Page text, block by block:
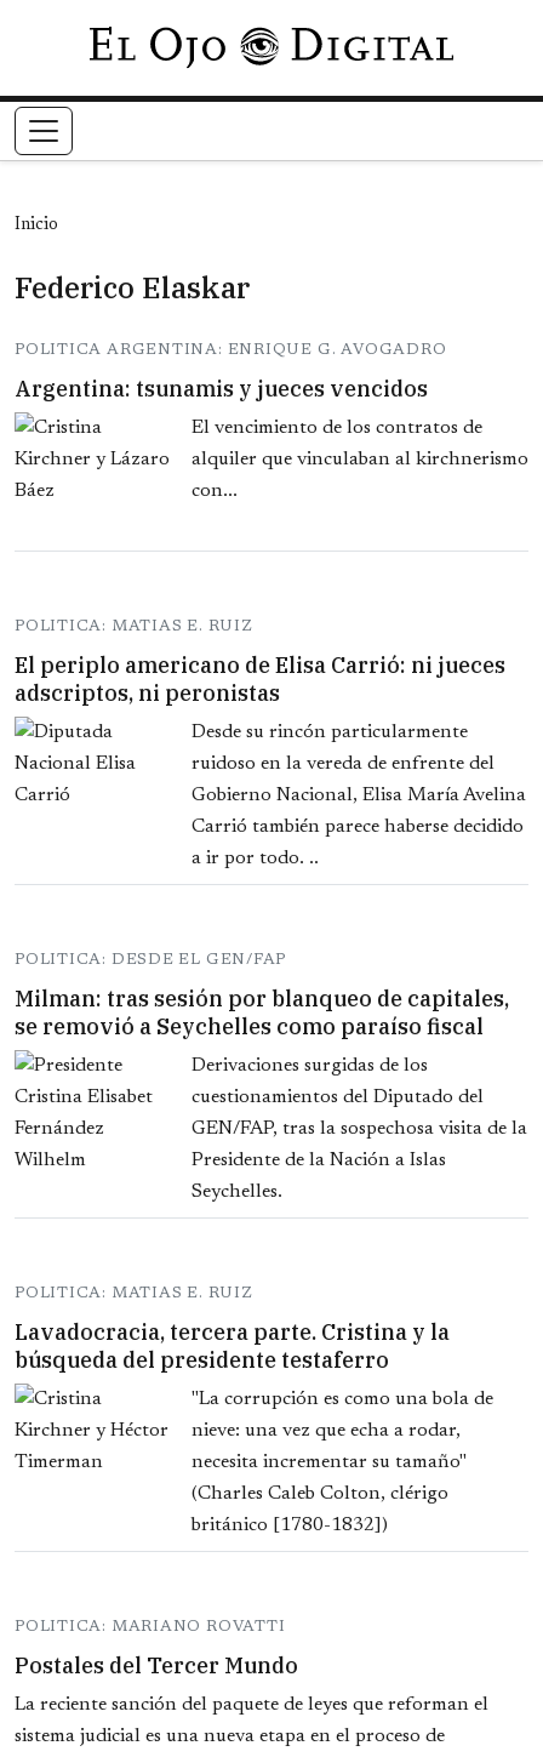
Pasar al contenido principal
Inicio
Federico Elaskar
POLITICA ARGENTINA: ENRIQUE G. AVOGADRO
Argentina: tsunamis y jueces vencidos
El vencimiento de los contratos de
alquiler que vinculaban al kirchnerismo
con...
POLITICA: MATIAS E. RUIZ
El periplo americano de Elisa Carrió: ni jueces
adscriptos, ni peronistas
Desde su rincón particularmente
ruidoso en la vereda de enfrente del
Gobierno Nacional, Elisa María Avelina
Carrió también parece haberse decidido
a ir por todo. ..
POLITICA: DESDE EL GEN/FAP
Milman: tras sesión por blanqueo de capitales,
se removió a Seychelles como paraíso fiscal
Derivaciones surgidas de los
cuestionamientos del Diputado del
GEN/FAP, tras la sospechosa visita de la
Presidente de la Nación a Islas
Seychelles.
POLITICA: MATIAS E. RUIZ
Lavadocracia, tercera parte. Cristina y la
búsqueda del presidente testaferro
"La corrupción es como una bola de
nieve: una vez que echa a rodar,
necesita incrementar su tamaño"
(Charles Caleb Colton, clérigo
británico [1780-1832])
POLITICA: MARIANO ROVATTI
Postales del Tercer Mundo
La reciente sanción del paquete de leyes que reforman el
sistema judicial es una nueva etapa en el proceso de